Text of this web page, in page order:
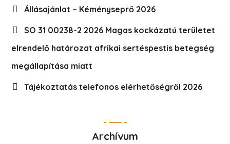
Állásajánlat – Kéményseprő 2026
SO 31 00238-2 2026 Magas kockázatú területet
elrendelő határozat afrikai sertéspestis betegség
megállapítása miatt
Tájékoztatás telefonos elérhetőségről 2026
Archívum